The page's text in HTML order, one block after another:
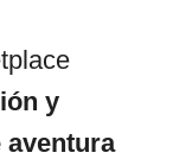
y
aventura